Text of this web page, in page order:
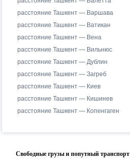
расстояние Ташкент — Варшава
расстояние Ташкент — Ватикан
расстояние Ташкент — Вена
расстояние Ташкент — Вильнюс
расстояние Ташкент — Дублин
расстояние Ташкент — Загреб
расстояние Ташкент — Киев
расстояние Ташкент — Кишинев
расстояние Ташкент — Копенгаген
Свободные грузы и попутный транспорт